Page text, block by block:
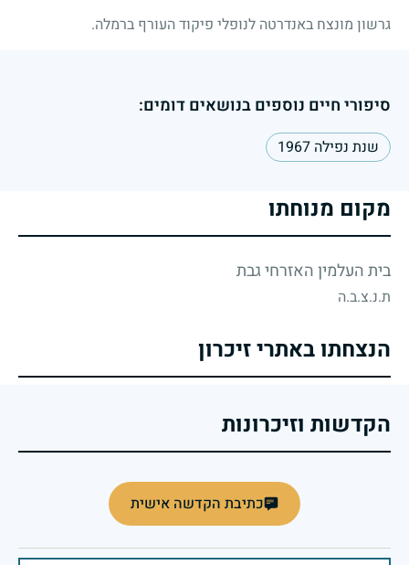
גרשון מונצח באנדרטה לנופלי פיקוד העורף ברמלה.
סיפורי חיים נוספים בנושאים דומים:
שנת נפילה 1967
מקום מנוחתו
בית העלמין האזרחי גבת
ת.נ.צ.ב.ה
הנצחתו באתרי זיכרון
הקדשות וזיכרונות
כתיבת הקדשה אישית